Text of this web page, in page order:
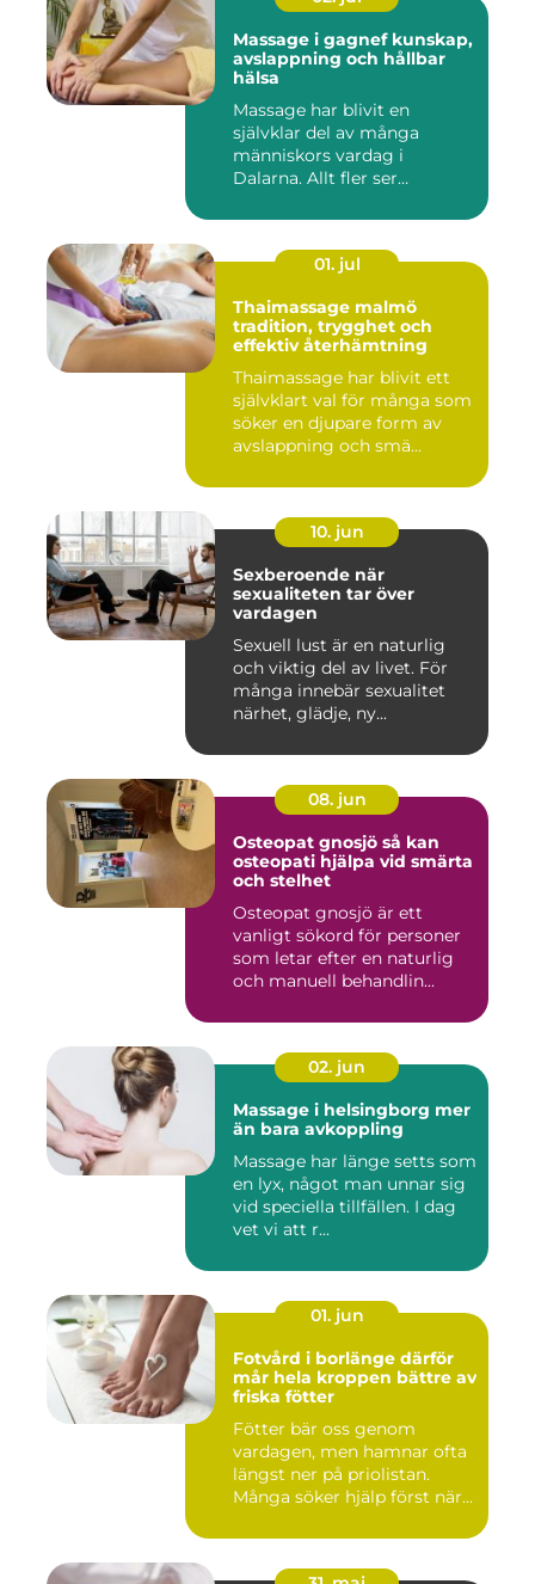
Massage i gagnef kunskap,
avslappning och hållbar
hälsa
Massage har blivit en
självklar del av många
människors vardag i
Dalarna. Allt fler ser
01. jul
Thaimassage malmö
tradition, trygghet och
effektiv återhämtning
Thaimassage har blivit ett
självklart val för många som
söker en djupare form av
avslappning och smä...
10. jun
Sexberoende när
sexualiteten tar över
vardagen
Sexuell lust är en naturlig
och viktig del av livet. För
många innebär sexualitet
närhet, glädje, ny...
08. jun
Osteopat gnosjö så kan
osteopati hjälpa vid smärta
och stelhet
Osteopat gnosjö är ett
vanligt sökord för personer
som letar efter en naturlig
och manuell behandlin...
02. jun
Massage i helsingborg mer
än bara avkoppling
Massage har länge setts som
en lyx, något man unnar sig
vid speciella tillfällen. I dag
vet vi att r...
01. jun
Fotvård i borlänge därför
mår hela kroppen bättre av
friska fötter
Fötter bär oss genom
vardagen, men hamnar ofta
längst ner på priolistan.
Många söker hjälp först när...